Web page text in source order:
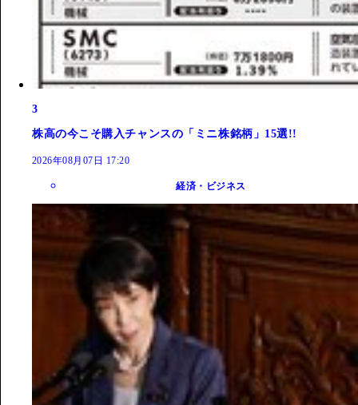
3
株高の今こそ購入チャンスの「ミニ株銘柄」15選!!
2026年08月07日 17:20
経済・ビジネス